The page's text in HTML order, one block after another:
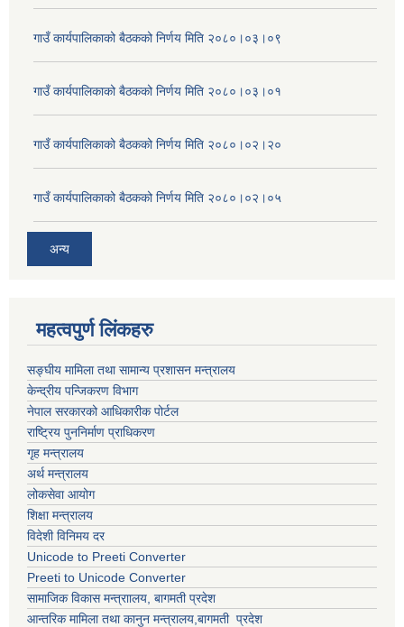
गाउँ कार्यपालिकाको बैठकको निर्णय मिति २०८०।०३।०९
गाउँ कार्यपालिकाको बैठकको निर्णय मिति २०८०।०३।०१
गाउँ कार्यपालिकाको बैठकको निर्णय मिति २०८०।०२।२०
गाउँ कार्यपालिकाको बैठकको निर्णय मिति २०८०।०२।०५
अन्य
महत्वपुर्ण लिंकहरु
सङ्घीय मामिला तथा सामान्य प्रशासन मन्त्रालय
केन्द्रीय पन्जिकरण विभाग
नेपाल सरकारको आधिकारीक पोर्टल
राष्ट्रिय पुननिर्माण प्राधिकरण
गृह मन्त्रालय
अर्थ मन्त्रालय
लोकसेवा आयोग
शिक्षा मन्त्रालय
विदेशी विनिमय दर
Unicode to Preeti Converter
Preeti to Unicode Converter
सामाजिक विकास मन्त्राालय, बागमती प्रदेश
आन्तरिक मामिला तथा कानुन मन्त्रालय,बागमती प्रदेश